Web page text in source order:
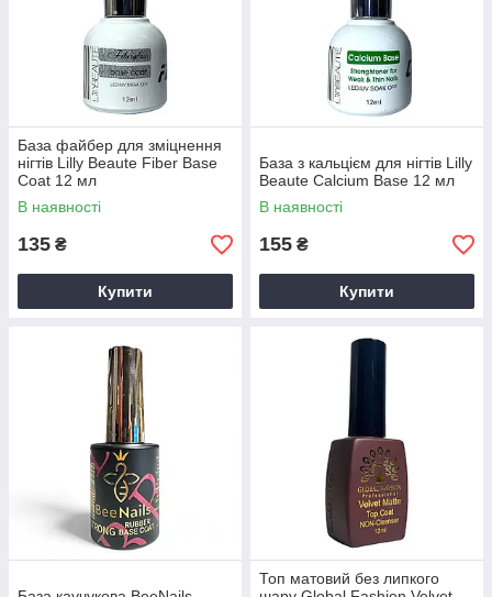
База файбер для зміцнення
нігтів Lilly Beaute Fiber Base
Coat 12 мл
В наявності
135 ₴
Купити
База з кальцієм для нігтів Lilly
Beaute Calcium Base 12 мл
В наявності
155 ₴
Купити
Топ матовий без липкого